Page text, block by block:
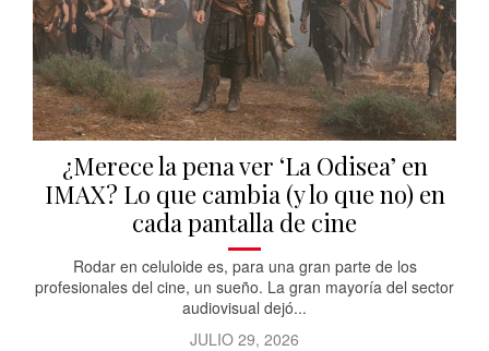
¿Merece la pena ver ‘La Odisea’ en
IMAX? Lo que cambia (y lo que no) en
cada pantalla de cine
Rodar en celuloide es, para una gran parte de los
profesionales del cine, un sueño. La gran mayoría del sector
audiovisual dejó...
JULIO 29, 2026